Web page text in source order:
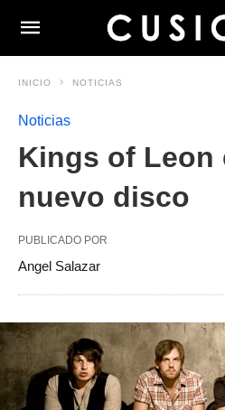
INICIO NOTICIAS
Noticias
Kings of Leon
nuevo disco
PUBLICADO POR
Angel Salazar